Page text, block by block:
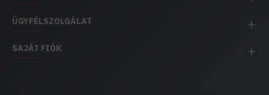
ÜGYFÉLSZOLGÁLAT
SAJÁT FIÓK